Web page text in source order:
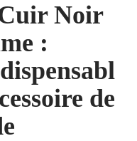
Noir
:
de